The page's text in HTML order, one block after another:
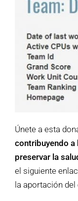
Únete a esta
contribuyendo a
preservar la
el siguiente
la aportación del